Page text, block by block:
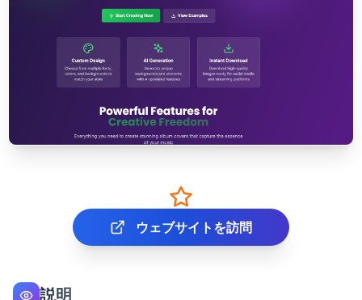
ウェブサイトを訪問
説明